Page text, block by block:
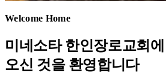
Welcome Home
미네소타 한인장로교회에
오신 것을 환영합니다